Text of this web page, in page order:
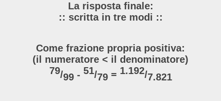
La risposta finale:
:: scritta in tre modi ::
Come frazione propria positiva:
(il numeratore < il denominatore)
79/99- 51/79= 1.192/7.821